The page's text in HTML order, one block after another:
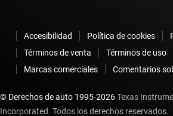
Accesibilidad Política de cookies
Términos de venta
Términos de uso
Marcas comerciales
Comentarios
© Derechos de auto 1995-2026Texas
Incorporated. Todos los derechos reservados.